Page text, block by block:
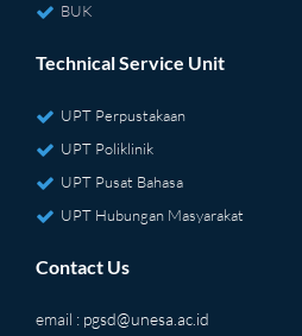
BUK
Technical Service Unit
UPT Perpustakaan
UPT Poliklinik
UPT Pusat Bahasa
UPT Hubungan Masyarakat
Contact Us
email : pgsd@unesa.ac.id